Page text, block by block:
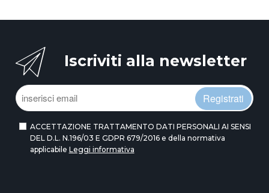
Iscriviti alla newsletter
Registrati
ACCETTAZIONE TRATTAMENTO DATI PERSONALI AI SENSI
DEL D.L. N.196/03 E GDPR 679/2016 e della normativa
applicabile Leggi informativa